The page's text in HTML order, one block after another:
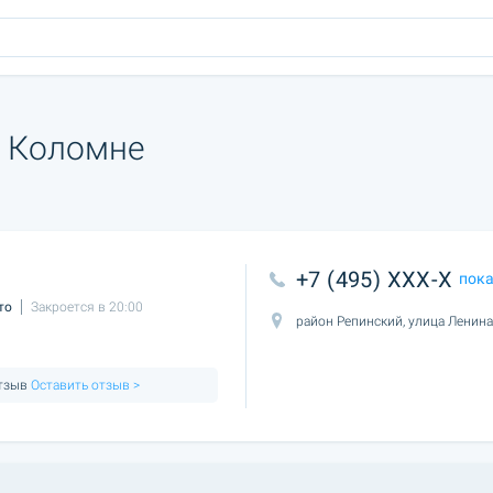
Коломне
Закроется в 20:00
Оставить отзыв >
+7 (495) XXX-X
район Репинский, улица